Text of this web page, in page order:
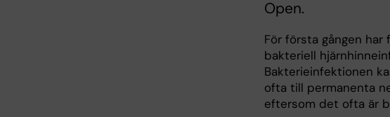
Open.
För första gången
bakteriell
Bakterieinfektionen
ofta till permanenta
eftersom det ofta är